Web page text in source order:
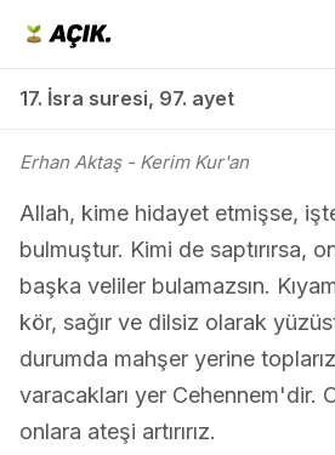
17. İsra suresi, 97. ayet
Erhan Aktaş- Kerim Kur'an
Allah, kime hidayet etmişse,
bulmuştur. Kimi de saptırırsa,
başka veliler bulamazsın.
kör, sağır ve dilsiz olarak
durumda mahşer yerine
varacakları yer Cehennem'dir.
onlara ateşi artırırız.